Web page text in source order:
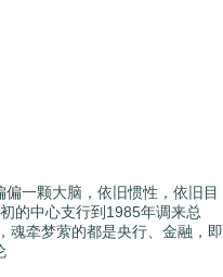
一颗大脑，依旧惯性，依旧目
的中心支行到1985年调来总
魂牵梦萦的都是央行、金融，即